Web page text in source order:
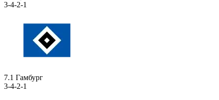
3-4-2-1
7.1 Гамбург
3-4-2-1